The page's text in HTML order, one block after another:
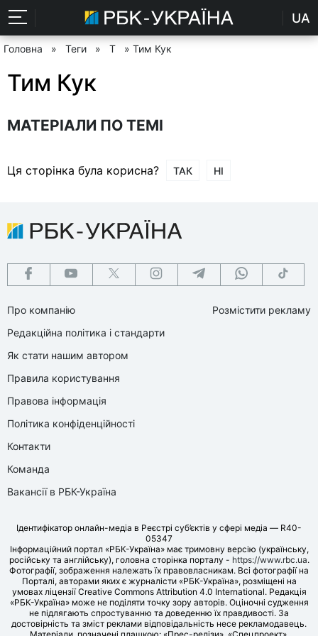
UA
Головна » Теги » Т » Тим Кук
Тим Кук
МАТЕРІАЛИ ПО ТЕМІ
Ця сторінка була корисна? ТАК НІ
Про компанію
Редакційна політика і стандарти
Як стати нашим автором
Правила користування
Правова інформація
Політика конфіденційності
Контакти
Команда
Вакансії в РБК-Україна
Розмістити рекламу
Ідентифікатор онлайн-медіа в Реєстрі суб’єктів у сфері медіа — R40-
05347
Інформаційний портал «РБК-Україна» має тримовну версію (українську,
російську та англійську), головна сторінка порталу - https://www.rbc.ua.
Фотографії, зображення належать їх правовласникам. Всі фотографії на
Порталі, авторами яких є журналісти «РБК-Україна», розміщені на
умовах ліцензії Creative Commons Attribution 4.0 International. Редакція
«РБК-Україна» може не поділяти точку зору авторів. Оціночні судження
не підлягають спростуванню та доведенню їх правдивості. За
достовірність та зміст реклами відповідальність несе рекламодавець.